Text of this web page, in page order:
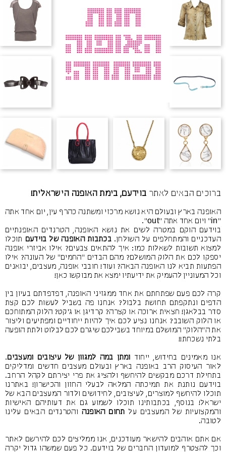
ברוכים הבאים לאתר בוידעם, בימת האופנה הישראלית!
האופנה בארץ ובעולם היא נושא מרכזי ומשתנה כהרף עין, יום אחד אתה
"in" ויום אחד אתה "out".
בוידעם הוקם במטרה לשים את נושא האופנה, הטרנדים האופנתיים
העדכניים והמתחלפים על השולחן.בכתבות האופנה של בוידעם
תוכלו
למצוא תשובות לשאלות כמו: איך להתאים צבעים? אילו אביזרי אופנה
יספקו לכם את הלוק המושלם? מהם הבדים "החמים" של העונה? אילו
הפתעות תביא לנו האופנה הבאה? ועוד! חובבי אופנה, מעצבים, יבואנים
וכל המעוניין להעמיק את ידיעתיו ימצא את מבוקשו כאן!
קרה לכם פעם שפתחתם את אחד ממגזיני האופנה, דפדפדתם בעיון בין
הדפים ונתקפתם תחושת בלבול? אנחנו פה בשביל לעשות לכם קצת
סדר בבלאגן! חצאית ארוכה או קצרה? קרדיגן או ג'קט? הלוק המתוחכם
או הלוק השובב? אנחנו נציע לכם איך להיות ייחודיים ומפתיעים וליצור
את ה"הלוק" המושלם במיוחד בשבילכם שיגרם לכם לבלוט ולתת הופעה
בלתי נשכחת!!
אנו מאמינים בחידוש, ייחוד ומתן במה למגוון של עיצובים ומעצבים .
לאור העיסוק הרב באופנה בארץ ובעולם מעצבים חדשים ומדליקים
בתחילת דרכם מבקשים להיחשף ולהציג את פרי יצירתם לקהל הרחב.
בוידעם נותנת את תמיכתה המלאה לבעלי החזון והכישרון! באתרנו
תוכלו להיחשף למוצרים, לעיצובים, לחידושים ולדור המעצבים הבא של
ישראל! בנוסף, בכתבותינו תוכלו לשמוע גם את דעותיהם האישיות
והמקצועיות של המעצבים על תחום האופנה והטרנדים הבאים עלינו
לטובה.
אם אתם אוהבים להישאר מעודכנים, אנו ממליצים לכם להירשם לאתר
וכך להצטרף למועדון החברים של בוידעם. כל פעם שמשהו גדול יקרה